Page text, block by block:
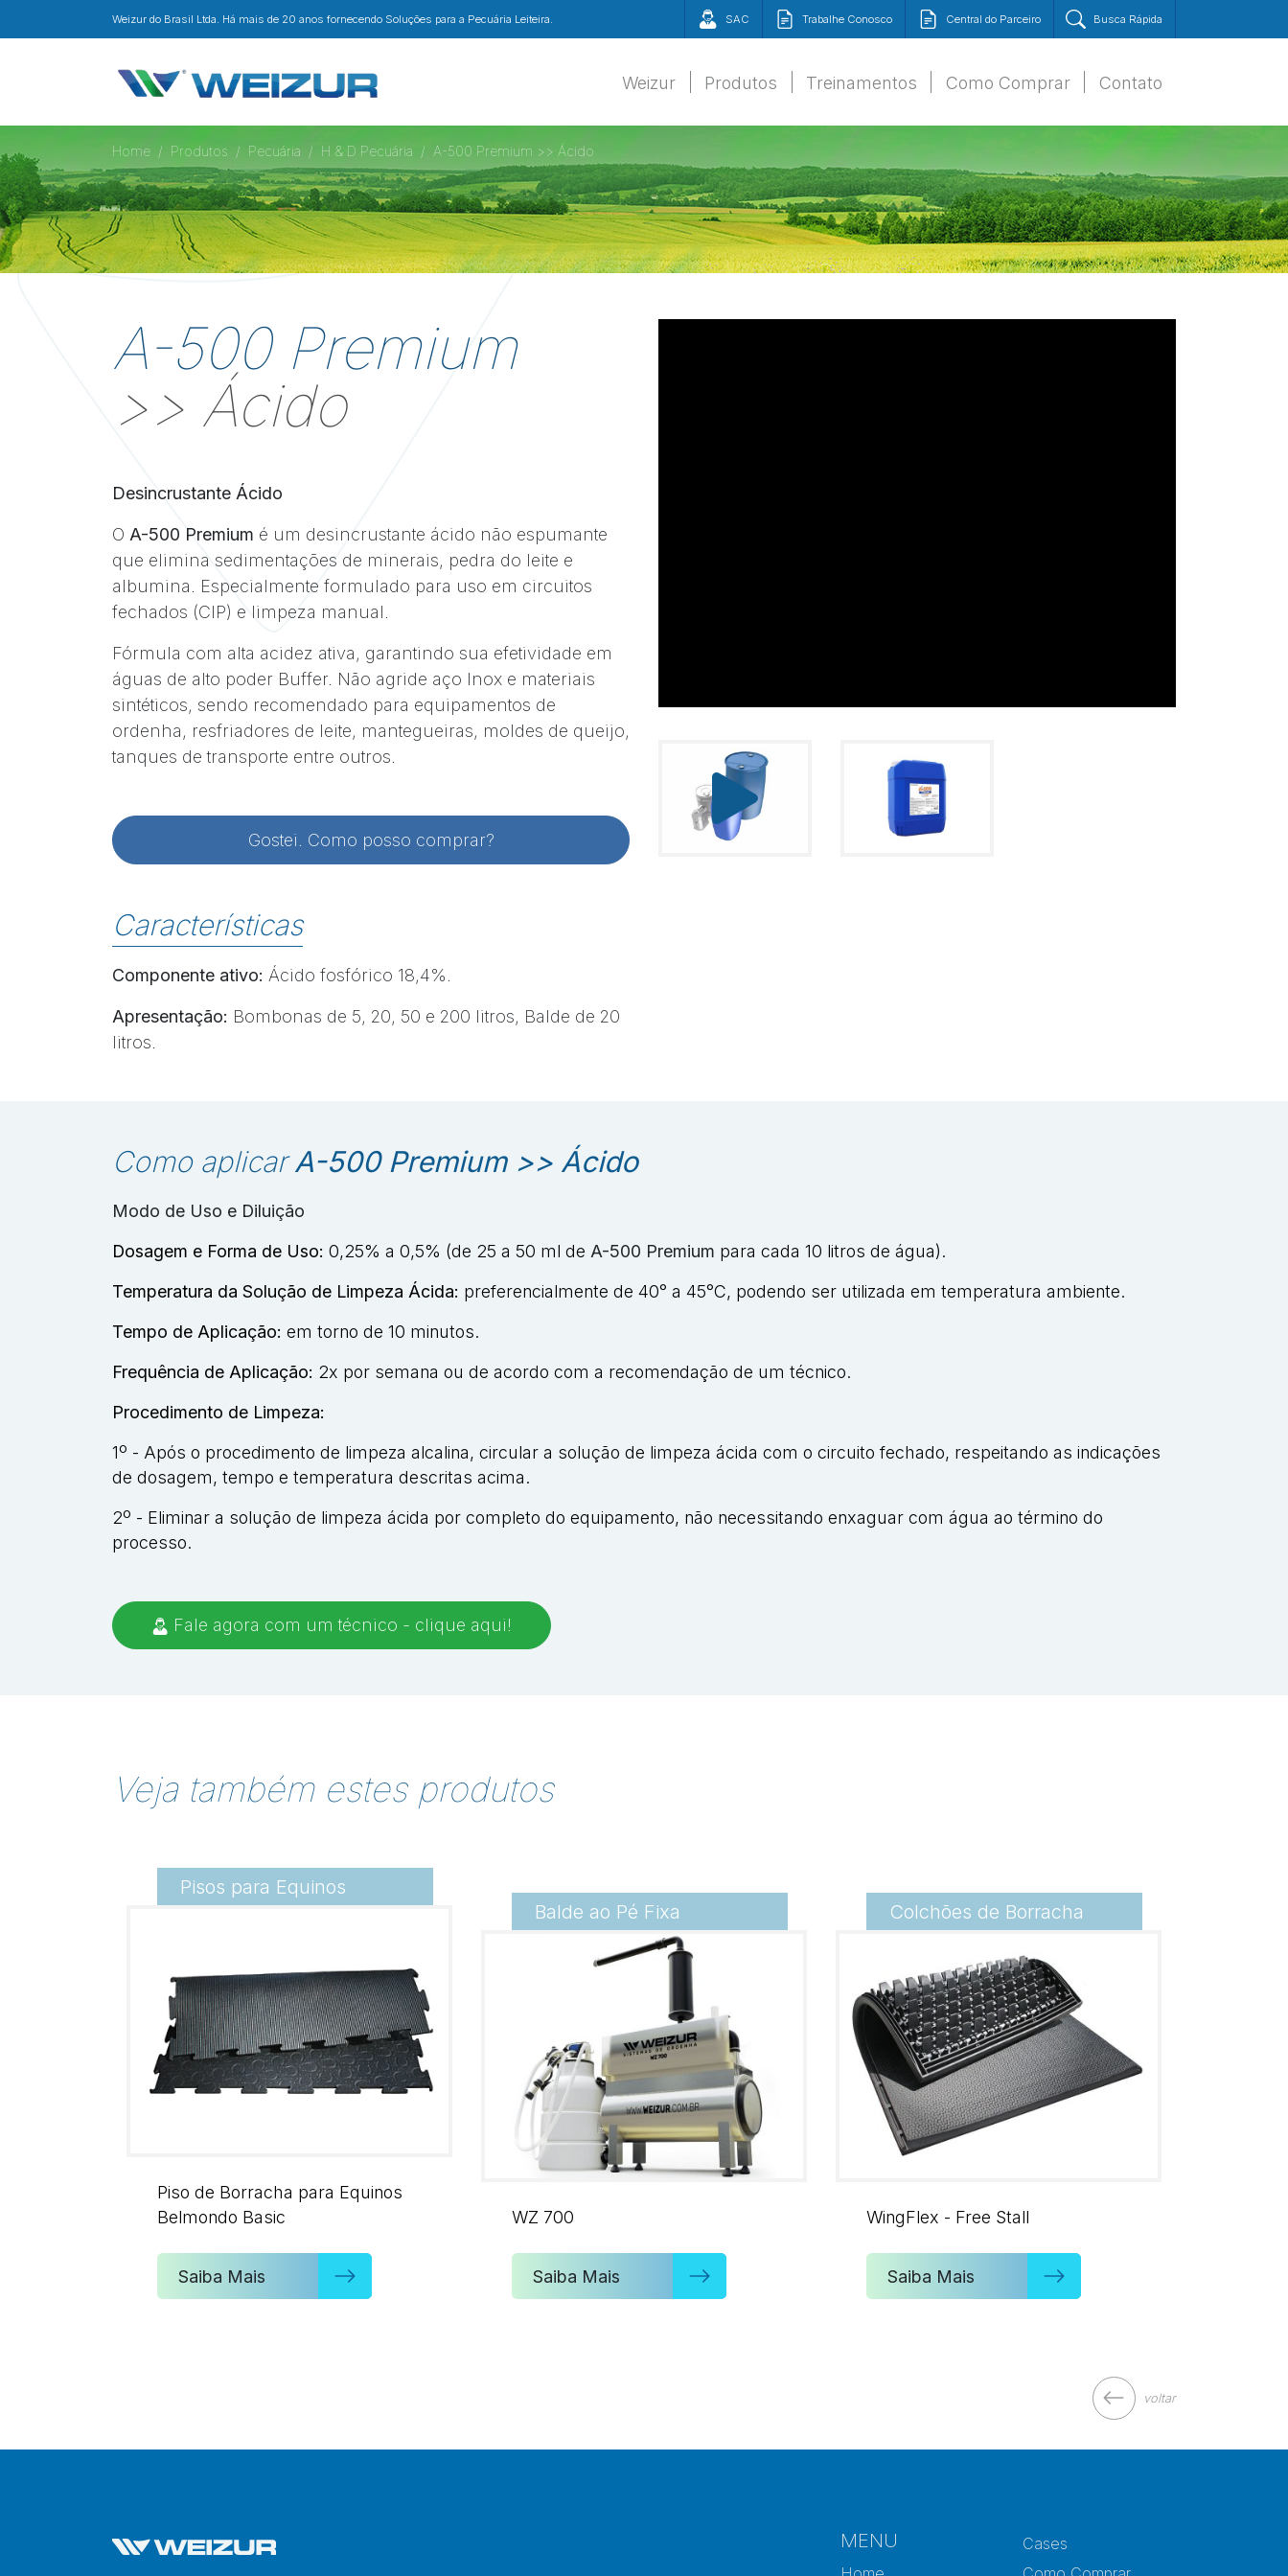
Weizur do Brasil Ltda. Há mais de 20 anos fornecendo Soluções para a Pecuária Leiteira. SAC Trabalhe Conosco Central do Parceiro Busca Rápida
Weizur Produtos Treinamentos Como Comprar Contato
Home Produtos Pecuária H & D Pecuária A-500 Premium >> Ácido
A-500 Premium
>> Ácido
Desincrustante Ácido
O A-500 Premium é um desincrustante ácido não espumante
que elimina sedimentações de minerais, pedra do leite e
albumina. Especialmente formulado para uso em circuitos
fechados (CIP) e limpeza manual.
Fórmula com alta acidez ativa, garantindo sua efetividade em
águas de alto poder Buffer. Não agride aço Inox e materiais
sintéticos, sendo recomendado para equipamentos de
ordenha, resfriadores de leite, mantegueiras, moldes de queijo,
tanques de transporte entre outros.
Gostei. Como posso comprar?
Características
Componente ativo: Ácido fosfórico 18,4%.
Apresentação: Bombonas de 5, 20, 50 e 200 litros, Balde de 20
litros.
Como aplicarA-500 Premium >> Ácido
Modo de Uso e Diluição
Dosagem e Forma de Uso: 0,25% a 0,5% (de 25 a 50 ml de A-500 Premium para cada 10 litros de água).
Temperatura da Solução de Limpeza Ácida: preferencialmente de 40° a 45°C, podendo ser utilizada em temperatura ambiente.
Tempo de Aplicação: em torno de 10 minutos.
Frequência de Aplicação: 2x por semana ou de acordo com a recomendação de um técnico.
Procedimento de Limpeza:
1º - Após o procedimento de limpeza alcalina, circular a solução de limpeza ácida com o circuito fechado, respeitando as indicações
de dosagem, tempo e temperatura descritas acima.
2º - Eliminar a solução de limpeza ácida por completo do equipamento, não necessitando enxaguar com água ao término do
processo.
Fale agora com um técnico - clique aqui!
Veja também estes produtos
Pisos para Equinos
Piso de Borracha para Equinos
Belmondo Basic
Saiba Mais
Balde ao Pé Fixa
WZ 700
Saiba Mais
Colchões de Borracha
WingFlex - Free Stall
Saiba Mais
voltar
MENU
Cases